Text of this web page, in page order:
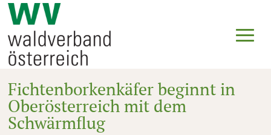
Fichtenborkenkäfer beginnt in
Oberösterreich mit dem
Schwärmflug